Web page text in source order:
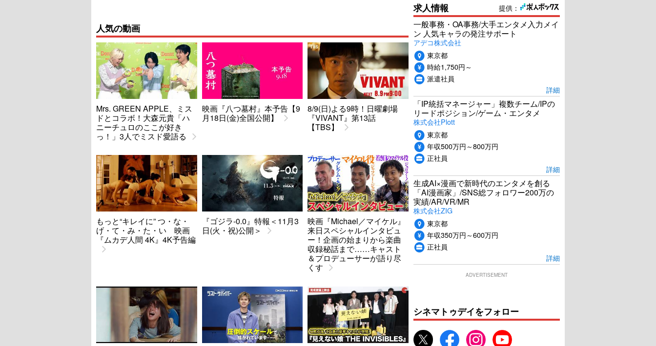
人気の動画
Mrs. GREEN APPLE、ミス
ドとコラボ！大森元貴「ハ
ニーチュロのここが好き
っ！」3人でミスド愛語る
映画『八つ墓村』本予告【9
月18日(金)全国公開】
8/9(日)よる9時！日曜劇場
『VIVANT』第13話
【TBS】
もっと“キレイに” つ・な・
げ・て・み・た・い 映画
『ムカデ人間 4K』4K予告編
『ゴジラ-0.0』特報＜11月3
日(火・祝)公開＞
映画『Michael／マイケル』
来日スペシャルインタビュ
ー！企画の始まりから楽曲
収録秘話まで……キャスト
＆プロデューサーが語り尽
くす
提供：
求人情報
一般事務・OA事務/大手エンタメ入力メイ
ン 人気キャラの発注サポート
アデコ株式会社
東京都
時給1,750円～
派遣社員
詳細
「IP統括マネージャー」複数チーム/IPの
リードポジション/ゲーム・エンタメ
株式会社Plott
東京都
年収500万円～800万円
正社員
詳細
生成AI×漫画で新時代のエンタメを創る
「AI漫画家」/SNS総フォロワー200万の
実績/AR/VR/MR
株式会社ZIG
東京都
年収350万円～600万円
正社員
詳細
ADVERTISEMENT
シネマトゥデイをフォロー